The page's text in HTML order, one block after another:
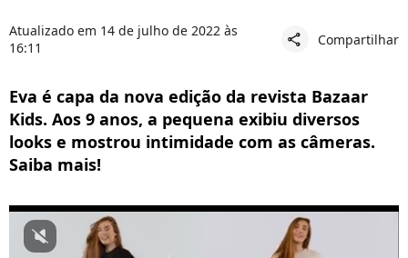
Atualizado em 14 de julho de 2022 às
16:11
share Compartilhar
Eva é capa da nova edição da revista Bazaar
Kids. Aos 9 anos, a pequena exibiu diversos
looks e mostrou intimidade com as câmeras.
Saiba mais!